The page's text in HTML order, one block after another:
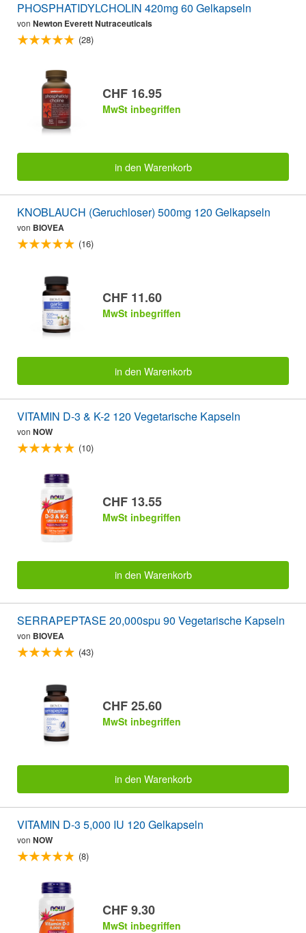
PHOSPHATIDYLCHOLIN 420mg 60 Gelkapseln
von Newton Everett Nutraceuticals
(28)
CHF 16.95
MwSt inbegriffen
in den Warenkorb
KNOBLAUCH (Geruchloser) 500mg 120 Gelkapseln
von BIOVEA
(16)
CHF 11.60
MwSt inbegriffen
in den Warenkorb
VITAMIN D-3 & K-2 120 Vegetarische Kapseln
von NOW
(10)
CHF 13.55
MwSt inbegriffen
in den Warenkorb
SERRAPEPTASE 20,000spu 90 Vegetarische Kapseln
von BIOVEA
(43)
CHF 25.60
MwSt inbegriffen
in den Warenkorb
VITAMIN D-3 5,000 IU 120 Gelkapseln
von NOW
(8)
CHF 9.30
MwSt inbegriffen